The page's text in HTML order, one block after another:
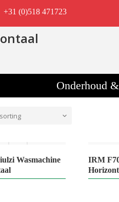
+31 (0)518 471723
Onderhoud
Out of stock
Wasmachine
IRM